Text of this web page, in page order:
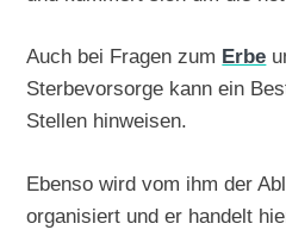
Auch bei Fragen zum Erbe
Sterbevorsorge kann ein
Stellen hinweisen.
Ebenso wird vom ihm der
organisiert und er handelt